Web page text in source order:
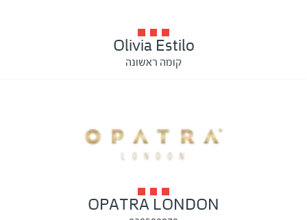
Olivia Estilo
קומה ראשונה
OPATRA LONDON